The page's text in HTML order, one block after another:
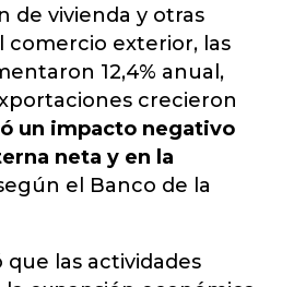
de vivienda y otras
comercio exterior, las
12,4% anual,
crecieron
un impacto negativo
neta y en la
el Banco de la
las actividades